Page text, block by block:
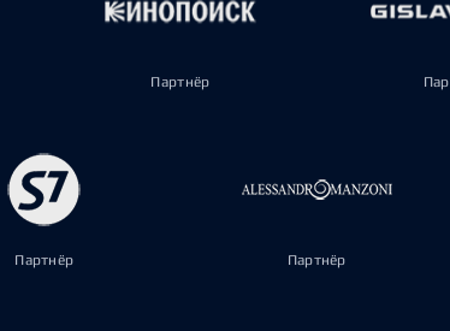
Партнёр
Партнёр Партнёр